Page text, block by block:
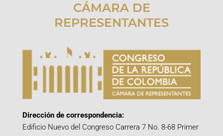
CÁMARA DE
REPRESENTANTES
Dirección de correspondencia:
Edificio Nuevo del Congreso Carrera 7 No. 8-68 Primer